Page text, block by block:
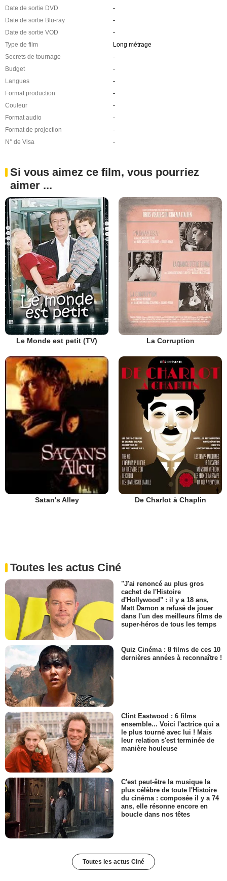
Date de sortie DVD
-
Date de sortie Blu-ray
-
Date de sortie VOD
-
Type de film
Long métrage
Secrets de tournage
-
Budget
-
Langues
-
Format production
-
Couleur
-
Format audio
-
Format de projection
-
N° de Visa
-
Si vous aimez ce film, vous pourriez
aimer ...
Le Monde est petit (TV) La Corruption
Satan's Alley De Charlot à Chaplin
Toutes les actus Ciné
"J'ai renoncé au plus gros
cachet de l'Histoire
d'Hollywood" : il y a 18 ans,
Matt Damon a refusé de jouer
dans l'un des meilleurs films de
super-héros de tous les temps
Quiz Cinéma : 8 films de ces 10
dernières années à reconnaître !
Clint Eastwood : 6 films
ensemble... Voici l'actrice qui a
le plus tourné avec lui ! Mais
leur relation s'est terminée de
manière houleuse
C'est peut-être la musique la
plus célèbre de toute l'Histoire
du cinéma : composée il y a 74
ans, elle résonne encore en
boucle dans nos têtes
Toutes les actus Ciné